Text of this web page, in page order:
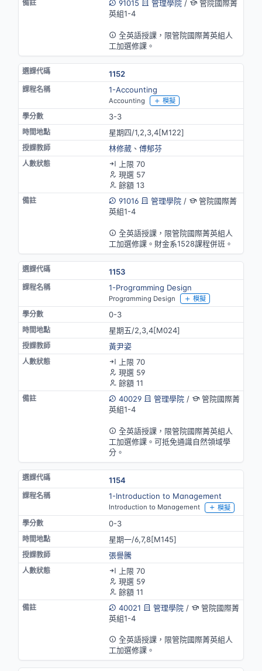
91015
管理學院/
管院國際菁
英組1-4
全英語授課，限管院國際菁英組人
工加選修課。
1152
1-Accounting
Accounting 模擬
3-3
星期四/1,2,3,4[M122]
林修葳、 傅郁芬
上限 70
現選 57
餘額 13
91016
管理學院/
管院國際菁
英組1-4
全英語授課，限管院國際菁英組人
工加選修課。財金系1528課程併班。
1153
1-Programming Design
Programming Design 模擬
0-3
星期五/2,3,4[M024]
黃尹姿
上限 70
現選 59
餘額 11
40029
管理學院/
管院國際菁
英組1-4
全英語授課，限管院國際菁英組人
工加選修課。可抵免通識自然領域學
分。
1154
1-Introduction to Management
Introduction to Management 模擬
0-3
星期一/6,7,8[M145]
張譽騰
上限 70
現選 59
餘額 11
40021
管理學院/
管院國際菁
英組1-4
全英語授課，限管院國際菁英組人
工加選修課。